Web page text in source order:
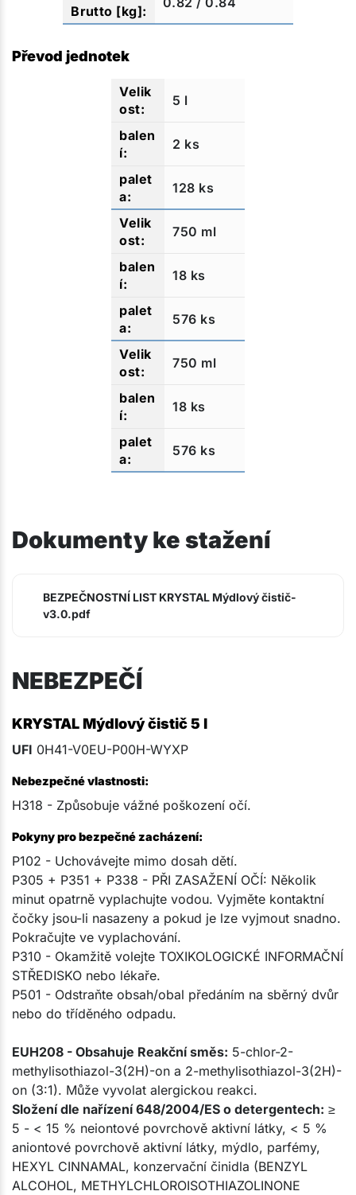
Převod jednotek
5 l
2 ks
128 ks
750 ml
18 ks
576 ks
750 ml
18 ks
576 ks
Dokumenty ke stažení
BEZPEČNOSTNÍ LIST KRYSTAL Mýdlový čistič-
v3.0.pdf
NEBEZPEČÍ
KRYSTAL Mýdlový čistič 5 l
UFI 0H41-V0EU-P00H-WYXP
Nebezpečné vlastnosti:
H318 - Způsobuje vážné poškození očí.
Pokyny pro bezpečné zacházení:
P102 - Uchovávejte mimo dosah dětí.
P305 + P351 + P338 - PŘI ZASAŽENÍ OČÍ: Několik
minut opatrně vyplachujte vodou. Vyjměte kontaktní
čočky jsou-li nasazeny a pokud je lze vyjmout snadno.
Pokračujte ve vyplachování.
P310 - Okamžitě volejte TOXIKOLOGICKÉ INFORMAČNÍ
STŘEDISKO nebo lékaře.
P501 - Odstraňte obsah/obal předáním na sběrný dvůr
nebo do tříděného odpadu.
EUH208 - Obsahuje Reakční směs: 5-chlor-2-
methylisothiazol-3(2H)-on a 2-methylisothiazol-3(2H)-
on (3:1). Může vyvolat alergickou reakci.
Složení dle nařízení 648/2004/ES o detergentech: ≥
5 - < 15 % neiontové povrchově aktivní látky, < 5 %
aniontové povrchově aktivní látky, mýdlo, parfémy,
HEXYL CINNAMAL, konzervační činidla (BENZYL
ALCOHOL, METHYLCHLOROISOTHIAZOLINONE